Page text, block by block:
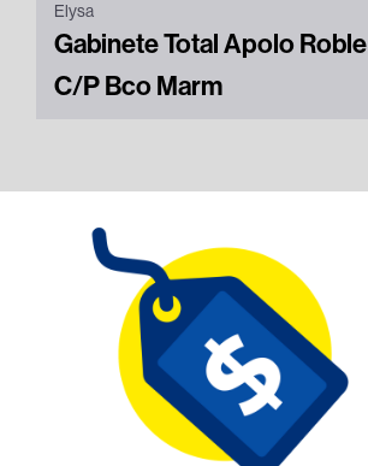
Elysa
Gabinete Total Apolo Roble
C/P Bco Marm